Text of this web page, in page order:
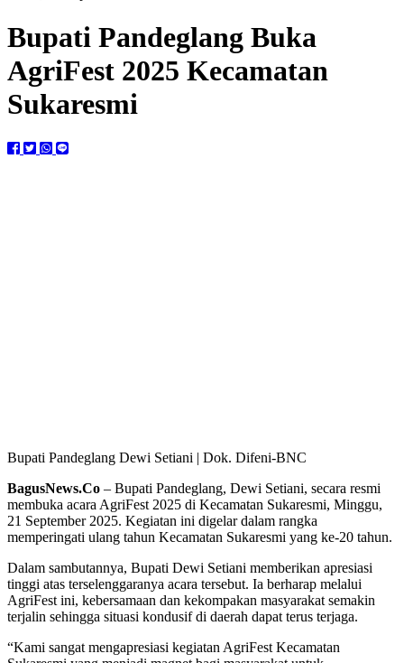
Bupati Pandeglang Buka
AgriFest 2025 Kecamatan
Sukaresmi
Bupati Pandeglang Dewi Setiani | Dok. Difeni-BNC
BagusNews.Co – Bupati Pandeglang, Dewi Setiani, secara resmi
membuka acara AgriFest 2025 di Kecamatan Sukaresmi, Minggu,
21 September 2025. Kegiatan ini digelar dalam rangka
memperingati ulang tahun Kecamatan Sukaresmi yang ke-20 tahun.
Dalam sambutannya, Bupati Dewi Setiani memberikan apresiasi
tinggi atas terselenggaranya acara tersebut. Ia berharap melalui
AgriFest ini, kebersamaan dan kekompakan masyarakat semakin
terjalin sehingga situasi kondusif di daerah dapat terus terjaga.
“Kami sangat mengapresiasi kegiatan AgriFest Kecamatan